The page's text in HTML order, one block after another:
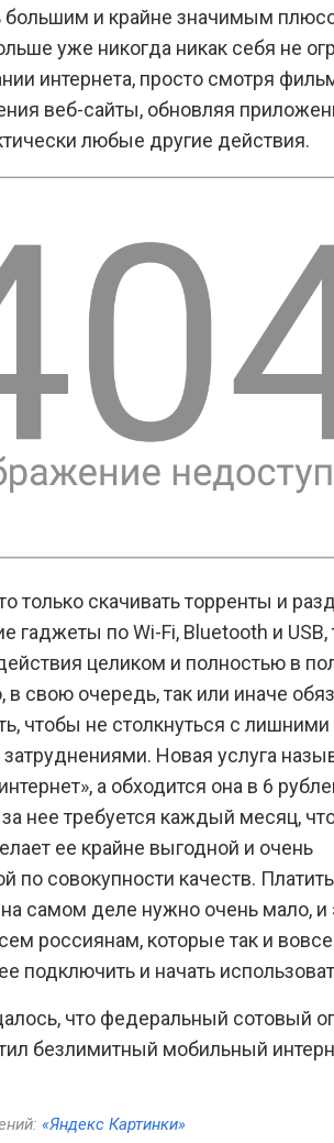
большим и крайне значимым
уже никогда никак себя не
интернета, просто смотря
веб-сайты, обновляя
любые другие действия.
только скачивать торренты и
гаджеты по Wi-Fi, Bluetooth и USB,
целиком и полностью в
в свою очередь, так или иначе
чтобы не столкнуться с лишними
Новая услуга
а обходится она в 6
за нее требуется каждый месяц,
ее крайне выгодной и очень
по совокупности качеств.
самом деле нужно очень мало, и
россиянам, которые так и
подключить и начать
что федеральный сотовый
безлимитный мобильный
«Яндекс Картинки»